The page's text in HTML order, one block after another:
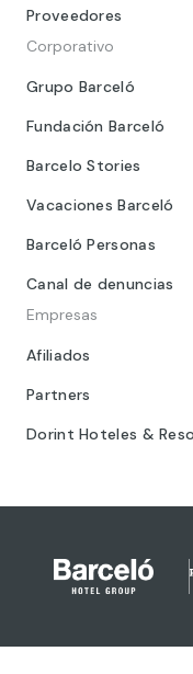
Proveedores
Corporativo
Grupo Barceló
Fundación Barceló
Barcelo Stories
Vacaciones Barceló
Barceló Personas
Canal de denuncias
Empresas
Afiliados
Partners
Dorint Hoteles &